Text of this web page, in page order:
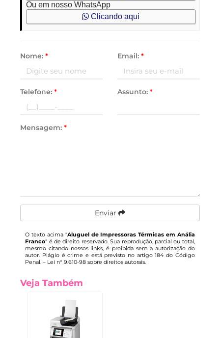
Ou em nosso WhatsApp
Clicando aqui
Nome:* Email: *
Telefone:* Assunto: *
Mensagem:*
Enviar
O texto acima "Aluguel de Impressoras Térmicas em Anália
Franco" é de direito reservado. Sua reprodução, parcial ou total,
mesmo citando nossos links, é proibida sem a autorização do
autor. Plágio é crime e está previsto no artigo 184 do Código
Penal. – Lei n° 9.610-98 sobre direitos autorais.
Veja Também